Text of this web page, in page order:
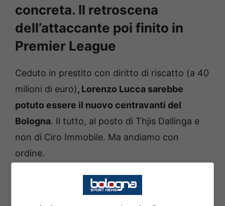
concreta. Il retroscena
dell’attaccante poi finito in
Premier League
Ceduto in prestito con diritto di riscatto (a 40
milioni di euro), Lorenzo Lucca sarebbe
potuto essere il nuovo centravanti del
Bologna. Il tutto, al posto di Thjis Dallinga e
non di Ciro Immobile. Ma andiamo con
ordine.
Arrivato in estate alNapolidall’Udinese come
, in realtà la chance in azzurro